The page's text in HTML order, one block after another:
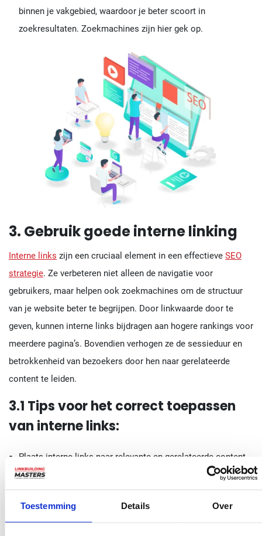
Toestemming Details Over
binnen je vakgebied, waardoor je beter scoort in
zoekresultaten. Zoekmachines zijn hier gek op.
3. Gebruik goede interne linking
Interne links zijn een cruciaal element in een effectieve SEO
strategie. Ze verbeteren niet alleen de navigatie voor
gebruikers, maar helpen ook zoekmachines om de structuur
van je website beter te begrijpen. Door linkwaarde door te
geven, kunnen interne links bijdragen aan hogere rankings voor
meerdere pagina’s. Bovendien verhogen ze de sessieduur en
betrokkenheid van bezoekers door hen naar gerelateerde
content te leiden.
3.1 Tips voor het correct toepassen
van interne links:
Plaats interne links naar relevante en gerelateerde content
om gebruikers langer op je site te houden.
Zorg dat je meest belangrijke pagina’s de meeste interne
links ontvangen: zo help je Google je belangrijkste pagina’s